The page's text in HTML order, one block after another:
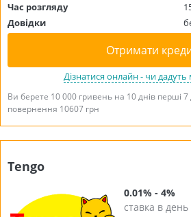
Час розгляду
Довідки
Отримати
Дізнатися онлайн - чи дадуть
Ви берете 10 000 гривень на 10 днів перші 7
повернення 10607 грн
Tengo
0.01% - 4%
ставка в день